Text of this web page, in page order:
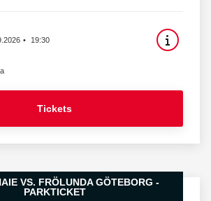
19:30
Tickets
VS. FRÖLUNDA GÖTEBORG -
PARKTICKET